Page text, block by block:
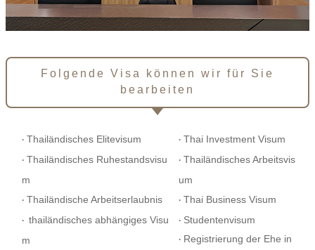
Folgende Visa können wir für Sie
bearbeiten
· Thailändisches Elitevisum
· Thailändisches Ruhestandsvisu
m
· Thailändische Arbeitserlaubnis
· thailändisches abhängiges Visu
m
· Thai Investment Visum
· Thailändisches Arbeitsvis
um
· Thai Business Visum
· Studentenvisum
· Registrierung der Ehe in